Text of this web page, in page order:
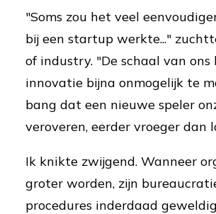
"Soms zou het veel
bij een startup werkte..."
of industry. "De schaal van
innovatie bijna onmogelijk te
bang dat een nieuwe speler
veroveren, eerder vroeger dan
Ik knikte zwijgend. Wanneer
groter worden, zijn
procedures inderdaad